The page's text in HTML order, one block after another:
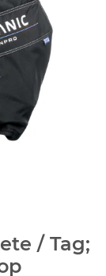
/ Tag;